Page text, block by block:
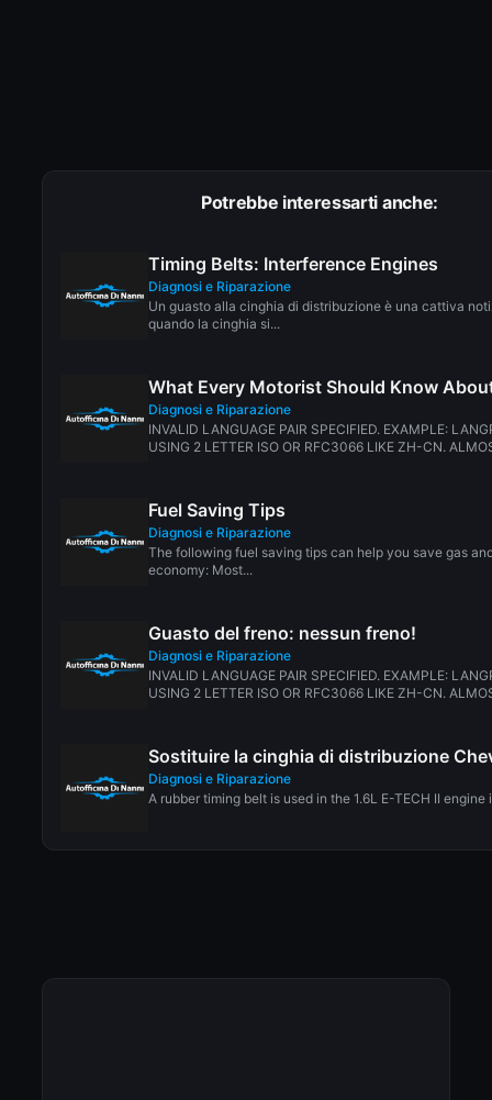
Potrebbe interessarti anche:
Timing Belts: Interference Engines
Diagnosi e Riparazione
Un guasto alla cinghia di distribuzione è una cattiva
quando la cinghia si...
What Every Motorist Should Know
Diagnosi e Riparazione
INVALID LANGUAGE PAIR SPECIFIED. EXAMPLE:
USING 2 LETTER ISO OR RFC3066 LIKE ZH-CN.
Fuel Saving Tips
Diagnosi e Riparazione
The following fuel saving tips can help you save gas
economy: Most...
Guasto del freno: nessun freno!
Diagnosi e Riparazione
INVALID LANGUAGE PAIR SPECIFIED. EXAMPLE:
USING 2 LETTER ISO OR RFC3066 LIKE ZH-CN.
Sostituire la cinghia di distribuzione
Diagnosi e Riparazione
A rubber timing belt is used in the 1.6L E-TECH II